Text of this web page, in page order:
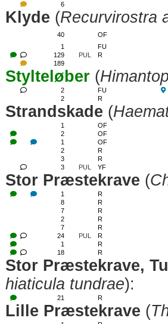
6
Klyde (Recurvirostra
40 OF
1
FU
129
PUL R
189
Stylteløber (
2 FU
2
R
Strandskade (
1 OF
2
OF
1
OF
2
R
3
R
3
PUL YF
Stor Præstekrave (
1 R
8
R
7
R
2
R
7
R
24
PUL R
1
R
18
R
Stor Præstekrave,
hiaticula tundrae):
21 R
Lille Præstekrave (